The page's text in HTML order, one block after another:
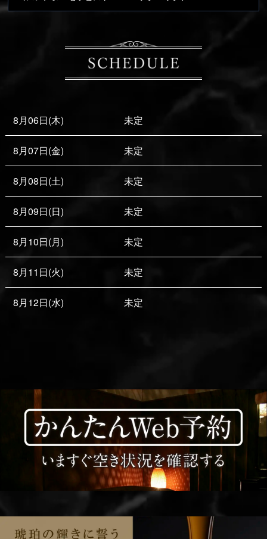
8月06日(木) 未定
8月07日(金) 未定
8月08日(土) 未定
8月09日(日) 未定
8月10日(月) 未定
8月11日(火) 未定
8月12日(水) 未定